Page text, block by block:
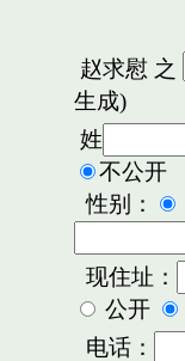
赵求慰之
生成)
姓
不公开
性别：
现住址：
公开
电话：